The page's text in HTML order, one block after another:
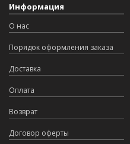
Информация
О нас
Порядок оформления заказа
Доставка
Оплата
Возврат
Договор оферты